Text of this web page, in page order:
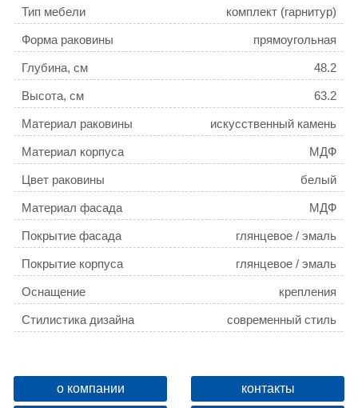
Тип мебели комплект (гарнитур)
Форма раковины прямоугольная
Глубина, см 48.2
Высота, см 63.2
Материал раковины искусственный камень
Материал корпуса МДФ
Цвет раковины белый
Материал фасада МДФ
Покрытие фасада глянцевое / эмаль
Покрытие корпуса глянцевое / эмаль
Оснащение крепления
Стилистика дизайна современный стиль
Бельевая корзина нет
Цвет мебели белый
о компании контакты